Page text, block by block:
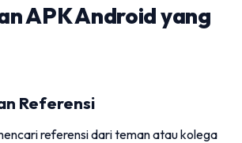
APK Android yang
Referensi
referensi dari teman atau kolega